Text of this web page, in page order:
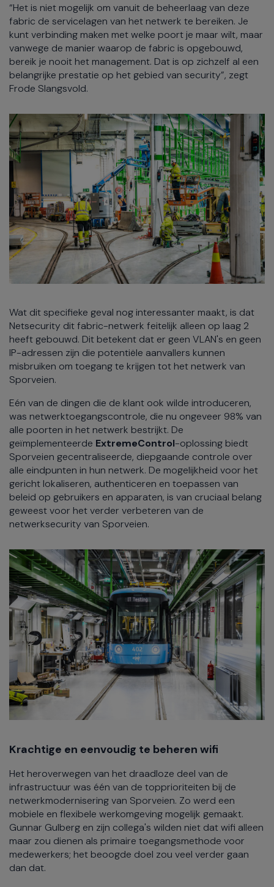
“Het is niet mogelijk om vanuit de beheerlaag van deze
fabric de servicelagen van het netwerk te bereiken. Je
kunt verbinding maken met welke poort je maar wilt, maar
vanwege de manier waarop de fabric is opgebouwd,
bereik je nooit het management. Dat is op zichzelf al een
belangrijke prestatie op het gebied van security”, zegt
Frode Slangsvold.
Wat dit specifieke geval nog interessanter maakt, is dat
Netsecurity dit fabric-netwerk feitelijk alleen op laag 2
heeft gebouwd. Dit betekent dat er geen VLAN's en geen
IP-adressen zijn die potentiële aanvallers kunnen
misbruiken om toegang te krijgen tot het netwerk van
Sporveien.
Eén van de dingen die de klant ook wilde introduceren,
was netwerktoegangscontrole, die nu ongeveer 98% van
alle poorten in het netwerk bestrijkt. De
geïmplementeerde ExtremeControl-oplossing biedt
Sporveien gecentraliseerde, diepgaande controle over
alle eindpunten in hun netwerk. De mogelijkheid voor het
gericht lokaliseren, authenticeren en toepassen van
beleid op gebruikers en apparaten, is van cruciaal belang
geweest voor het verder verbeteren van de
netwerksecurity van Sporveien.
Krachtige en eenvoudig te beheren wifi
Het heroverwegen van het draadloze deel van de
infrastructuur was één van de topprioriteiten bij de
netwerkmodernisering van Sporveien. Zo werd een
mobiele en flexibele werkomgeving mogelijk gemaakt.
Gunnar Gulberg en zijn collega's wilden niet dat wifi alleen
maar zou dienen als primaire toegangsmethode voor
medewerkers; het beoogde doel zou veel verder gaan
dan dat.